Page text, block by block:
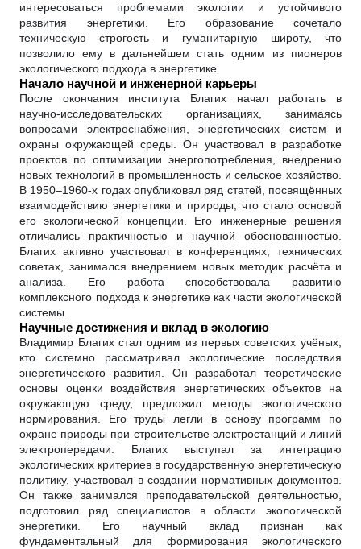
интересоваться проблемами экологии и устойчивого
развития энергетики. Его образование сочетало
техническую строгость и гуманитарную широту, что
позволило ему в дальнейшем стать одним из пионеров
экологического подхода в энергетике.
Начало научной и инженерной карьеры
После окончания института Благих начал работать в
научно-исследовательских организациях, занимаясь
вопросами электроснабжения, энергетических систем и
охраны окружающей среды. Он участвовал в разработке
проектов по оптимизации энергопотребления, внедрению
новых технологий в промышленность и сельское хозяйство.
В 1950–1960-х годах опубликовал ряд статей, посвящённых
взаимодействию энергетики и природы, что стало основой
его экологической концепции. Его инженерные решения
отличались практичностью и научной обоснованностью.
Благих активно участвовал в конференциях, технических
советах, занимался внедрением новых методик расчёта и
анализа. Его работа способствовала развитию
комплексного подхода к энергетике как части экологической
системы.
Научные достижения и вклад в экологию
Владимир Благих стал одним из первых советских учёных,
кто системно рассматривал экологические последствия
энергетического развития. Он разработал теоретические
основы оценки воздействия энергетических объектов на
окружающую среду, предложил методы экологического
нормирования. Его труды легли в основу программ по
охране природы при строительстве электростанций и линий
электропередачи. Благих выступал за интеграцию
экологических критериев в государственную энергетическую
политику, участвовал в создании нормативных документов.
Он также занимался преподавательской деятельностью,
подготовил ряд специалистов в области экологической
энергетики. Его научный вклад признан как
фундаментальный для формирования экологического